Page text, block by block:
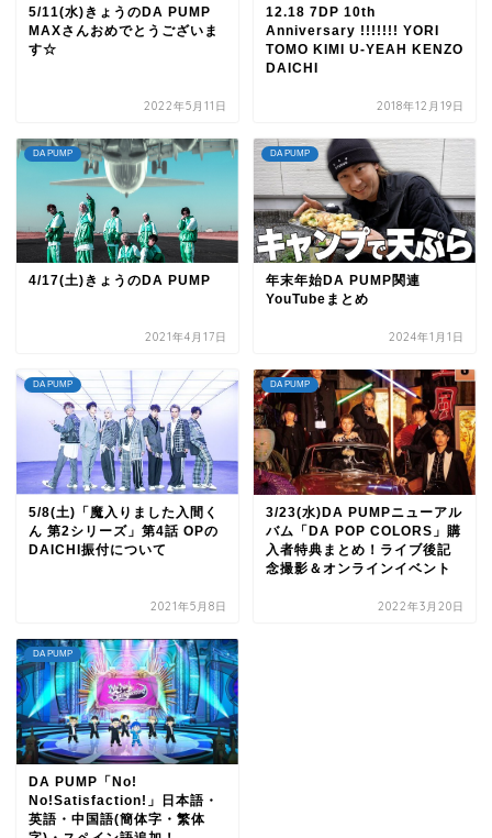
5/11(水)きょうのDA PUMP
MAXさんおめでとうございま
す☆
2022年5月11日
12.18 7DP 10th
Anniversary !!!!!!! YORI
TOMO KIMI U-YEAH KENZO
DAICHI
2018年12月19日
DA PUMP
4/17(土)きょうのDA PUMP
2021年4月17日
DA PUMP
年末年始DA PUMP関連
YouTubeまとめ
2024年1月1日
DA PUMP
5/8(土)「魔入りました入間く
ん 第2シリーズ」第4話 OPの
DAICHI振付について
2021年5月8日
DA PUMP
3/23(水)DA PUMPニューアル
バム「DA POP COLORS」購
入者特典まとめ！ライブ後記
念撮影＆オンラインイベント
2022年3月20日
DA PUMP
DA PUMP「No!
No!Satisfaction!」日本語・
英語・中国語(簡体字・繁体